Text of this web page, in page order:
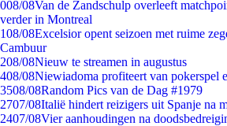
008/08Van de Zandschulp overleeft
verder in Montreal
108/08Excelsior opent seizoen met ruime
Cambuur
208/08Nieuw te streamen in augustus
408/08Niewiadoma profiteert van pokerspel
3508/08Random Pics van de Dag #1979
2707/08Italië hindert reizigers uit Spanje na
2407/08Vier aanhoudingen na